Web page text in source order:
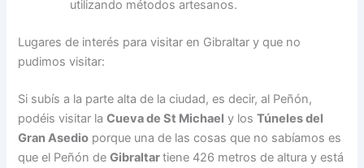
utilizando métodos artesanos.
Lugares de interés para visitar en Gibraltar y que no
pudimos visitar:
Si subís a la parte alta de la ciudad, es decir, al Peñón,
podéis visitar laCueva de St Michael y losTúneles del
Gran Asedio porque una de las cosas que no sabíamos es
que el Peñón deGibraltartiene 426 metros de altura y está